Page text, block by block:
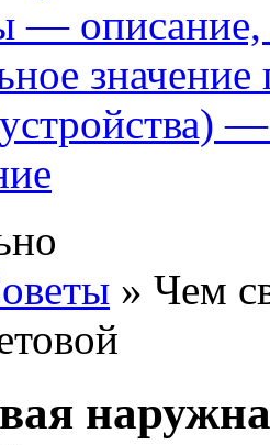
— описание,
значение
» Чем